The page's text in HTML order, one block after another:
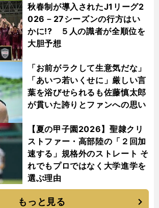
秋春制が導入されたJ1リーグ2
026－27シーズンの行方はい
かに!? ５人の識者が全順位を
大胆予想
「お前がラクして生意気だな」
「あいつ若いくせに」厳しい言
葉を浴びせられるも佐藤慎太郎
が貫いた誇りとファンへの思い
【夏の甲子園2026】聖隷クリ
ストファー・高部陸の「２回加
速する」規格外のストレート そ
れでもプロではなく大学進学を
選ぶ理由
もっと見る